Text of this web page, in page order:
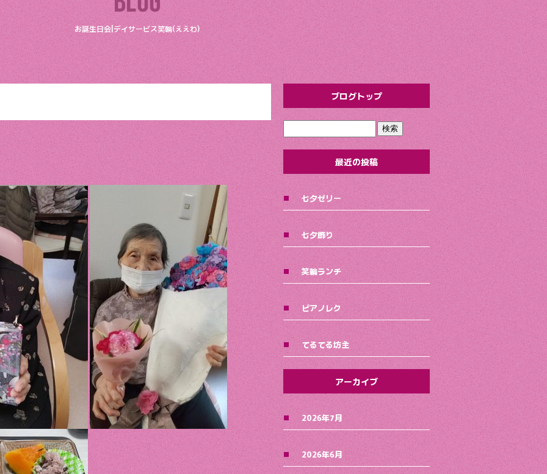
お誕生日会|デイサービス笑輪(ええわ)
ブログトップ
最近の投稿
七夕ゼリー
七夕飾り
笑輪ランチ
ピアノレク
てるてる坊主
アーカイブ
2026年7月
2026年6月